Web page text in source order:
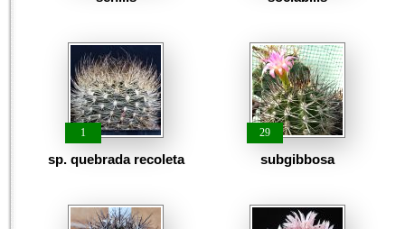
1
sp. quebrada recoleta
29
subgibbosa